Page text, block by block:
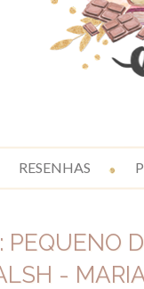
RESENHAS
-